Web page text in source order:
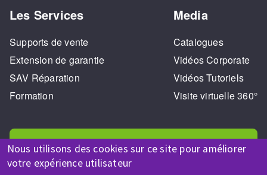
Nous utilisons des cookies sur ce site pour améliorer
votre expérience utilisateur
Les Services
Supports de vente
Extension de garantie
SAV Réparation
Formation
Media
Catalogues
Vidéos Corporate
Vidéos Tutoriels
Visite virtuelle 360°